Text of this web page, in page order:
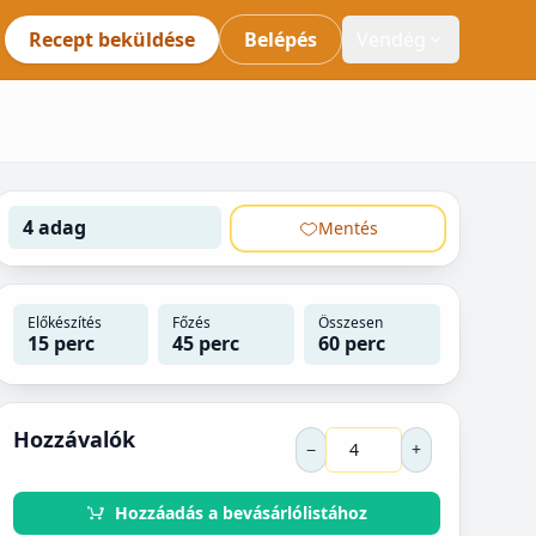
Recept beküldése Belépés
4 adag Mentés
Előkészítés
15 perc
Főzés
45 perc
Összesen
60 perc
Hozzávalók − +
Hozzáadás a bevásárlólistához